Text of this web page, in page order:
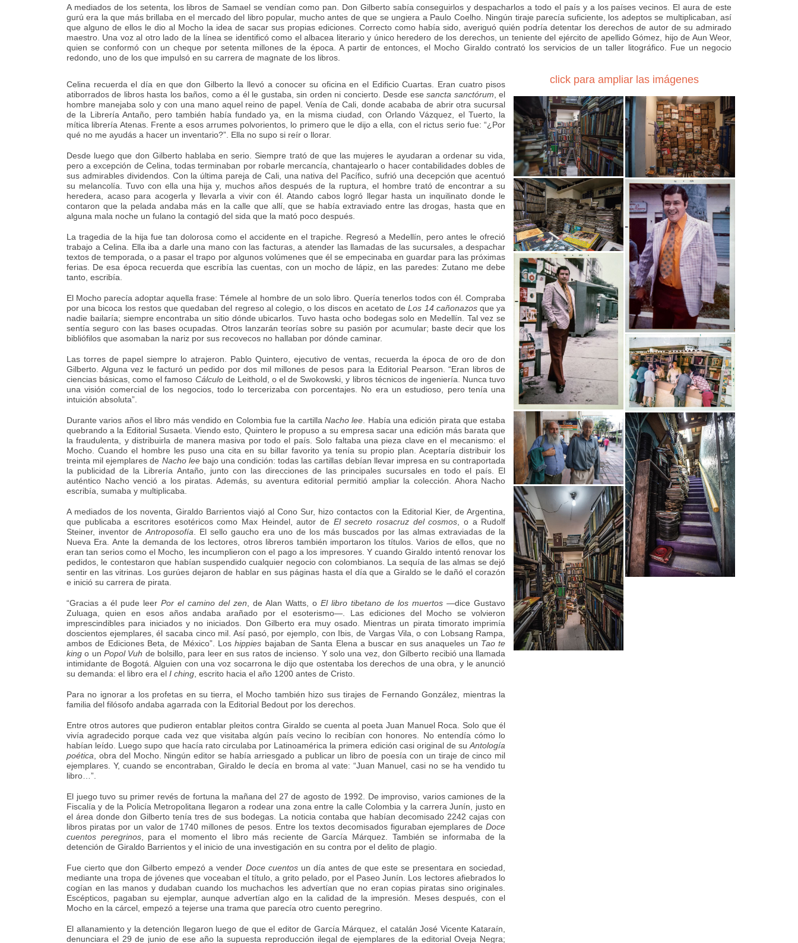
A mediados de los setenta, los libros de Samael se vendían como pan. Don Gilberto sabía conseguirlos y despacharlos a todo el país y a los países vecinos. El aura de este
gurú era la que más brillaba en el mercado del libro popular, mucho antes de que se ungiera a Paulo Coelho. Ningún tiraje parecía suficiente, los adeptos se multiplicaban, así
que alguno de ellos le dio al Mocho la idea de sacar sus propias ediciones. Correcto como había sido, averiguó quién podría detentar los derechos de autor de su admirado
maestro. Una voz al otro lado de la línea se identificó como el albacea literario y único heredero de los derechos, un teniente del ejército de apellido Gómez, hijo de Aun Weor,
quien se conformó con un cheque por setenta millones de la época. A partir de entonces, el Mocho Giraldo contrató los servicios de un taller litográfico. Fue un negocio
redondo, uno de los que impulsó en su carrera de magnate de los libros.
Celina recuerda el día en que don Gilberto la llevó a conocer su oficina en el Edificio Cuartas. Eran cuatro pisos
atiborrados de libros hasta los baños, como a él le gustaba, sin orden ni concierto. Desde esesancta sanctórum , el
hombre manejaba solo y con una mano aquel reino de papel. Venía de Cali, donde acababa de abrir otra sucursal
de la Librería Antaño, pero también había fundado ya, en la misma ciudad, con Orlando Vázquez, el Tuerto, la
mítica librería Atenas. Frente a esos arrumes polvorientos, lo primero que le dijo a ella, con el rictus serio fue: “¿Por
qué no me ayudás a hacer un inventario?”. Ella no supo si reír o llorar.
Desde luego que don Gilberto hablaba en serio. Siempre trató de que las mujeres le ayudaran a ordenar su vida,
pero a excepción de Celina, todas terminaban por robarle mercancía, chantajearlo o hacer contabilidades dobles de
sus admirables dividendos. Con la última pareja de Cali, una nativa del Pacífico, sufrió una decepción que acentuó
su melancolía. Tuvo con ella una hija y, muchos años después de la ruptura, el hombre trató de encontrar a su
heredera, acaso para acogerla y llevarla a vivir con él. Atando cabos logró llegar hasta un inquilinato donde le
contaron que la pelada andaba más en la calle que allí, que se había extraviado entre las drogas, hasta que en
alguna mala noche un fulano la contagió del sida que la mató poco después.
La tragedia de la hija fue tan dolorosa como el accidente en el trapiche. Regresó a Medellín, pero antes le ofreció
trabajo a Celina. Ella iba a darle una mano con las facturas, a atender las llamadas de las sucursales, a despachar
textos de temporada, o a pasar el trapo por algunos volúmenes que él se empecinaba en guardar para las próximas
ferias. De esa época recuerda que escribía las cuentas, con un mocho de lápiz, en las paredes: Zutano me debe
tanto, escribía.
El Mocho parecía adoptar aquella frase: Témele al hombre de un solo libro. Quería tenerlos todos con él. Compraba
por una bicoca los restos que quedaban del regreso al colegio, o los discos en acetato deLos 14 cañonazosque ya
nadie bailaría; siempre encontraba un sitio dónde ubicarlos. Tuvo hasta ocho bodegas solo en Medellín. Tal vez se
sentía seguro con las bases ocupadas. Otros lanzarán teorías sobre su pasión por acumular; baste decir que los
bibliófilos que asomaban la nariz por sus recovecos no hallaban por dónde caminar.
Las torres de papel siempre lo atrajeron. Pablo Quintero, ejecutivo de ventas, recuerda la época de oro de don
Gilberto. Alguna vez le facturó un pedido por dos mil millones de pesos para la Editorial Pearson. “Eran libros de
ciencias básicas, como el famoso Cálculode Leithold, o el de Swokowski, y libros técnicos de ingeniería. Nunca tuvo
una visión comercial de los negocios, todo lo tercerizaba con porcentajes. No era un estudioso, pero tenía una
intuición absoluta”.
Durante varios años el libro más vendido en Colombia fue la cartilla Nacho lee . Había una edición pirata que estaba
quebrando a la Editorial Susaeta. Viendo esto, Quintero le propuso a su empresa sacar una edición más barata que
la fraudulenta, y distribuirla de manera masiva por todo el país. Solo faltaba una pieza clave en el mecanismo: el
Mocho. Cuando el hombre les puso una cita en su billar favorito ya tenía su propio plan. Aceptaría distribuir los
treinta mil ejemplares de Nacho leebajo una condición: todas las cartillas debían llevar impresa en su contraportada
la publicidad de la Librería Antaño, junto con las direcciones de las principales sucursales en todo el país. El
auténtico Nacho venció a los piratas. Además, su aventura editorial permitió ampliar la colección. Ahora Nacho
escribía, sumaba y multiplicaba.
A mediados de los noventa, Giraldo Barrientos viajó al Cono Sur, hizo contactos con la Editorial Kier, de Argentina,
que publicaba a escritores esotéricos como Max Heindel, autor de El secreto rosacruz del cosmos , o a Rudolf
Steiner, inventor de Antroposofía . El sello gaucho era uno de los más buscados por las almas extraviadas de la
Nueva Era. Ante la demanda de los lectores, otros libreros también importaron los títulos. Varios de ellos, que no
eran tan serios como el Mocho, les incumplieron con el pago a los impresores. Y cuando Giraldo intentó renovar los
pedidos, le contestaron que habían suspendido cualquier negocio con colombianos. La sequía de las almas se dejó
sentir en las vitrinas. Los gurúes dejaron de hablar en sus páginas hasta el día que a Giraldo se le dañó el corazón
e inició su carrera de pirata.
“Gracias a él pude leerPor el camino del zen , de Alan Watts, oEl libro tibetano de los muertos —dice Gustavo
Zuluaga, quien en esos años andaba arañado por el esoterismo—. Las ediciones del Mocho se volvieron
imprescindibles para iniciados y no iniciados. Don Gilberto era muy osado. Mientras un pirata timorato imprimía
doscientos ejemplares, él sacaba cinco mil. Así pasó, por ejemplo, con Ibis, de Vargas Vila, o con Lobsang Rampa,
ambos de Ediciones Beta, de México”. Loshippies bajaban de Santa Elena a buscar en sus anaqueles un Tao te
king o un Popol Vuh de bolsillo, para leer en sus ratos de incienso. Y solo una vez, don Gilberto recibió una llamada
intimidante de Bogotá. Alguien con una voz socarrona le dijo que ostentaba los derechos de una obra, y le anunció
su demanda: el libro era el I ching , escrito hacia el año 1200 antes de Cristo.
Para no ignorar a los profetas en su tierra, el Mocho también hizo sus tirajes de Fernando González, mientras la
familia del filósofo andaba agarrada con la Editorial Bedout por los derechos.
Entre otros autores que pudieron entablar pleitos contra Giraldo se cuenta al poeta Juan Manuel Roca. Solo que él
vivía agradecido porque cada vez que visitaba algún país vecino lo recibían con honores. No entendía cómo lo
habían leído. Luego supo que hacía rato circulaba por Latinoamérica la primera edición casi original de suAntología
poética , obra del Mocho. Ningún editor se había arriesgado a publicar un libro de poesía con un tiraje de cinco mil
ejemplares. Y, cuando se encontraban, Giraldo le decía en broma al vate: “Juan Manuel, casi no se ha vendido tu
libro…”.
El juego tuvo su primer revés de fortuna la mañana del 27 de agosto de 1992. De improviso, varios camiones de la
Fiscalía y de la Policía Metropolitana llegaron a rodear una zona entre la calle Colombia y la carrera Junín, justo en
el área donde don Gilberto tenía tres de sus bodegas. La noticia contaba que habían decomisado 2242 cajas con
libros piratas por un valor de 1740 millones de pesos. Entre los textos decomisados figuraban ejemplares deDoce
cuentos peregrinos, para el momento el libro más reciente de García Márquez. También se informaba de la
detención de Giraldo Barrientos y el inicio de una investigación en su contra por el delito de plagio.
Fue cierto que don Gilberto empezó a vender Doce cuentosun día antes de que este se presentara en sociedad,
mediante una tropa de jóvenes que voceaban el título, a grito pelado, por el Paseo Junín. Los lectores afiebrados lo
cogían en las manos y dudaban cuando los muchachos les advertían que no eran copias piratas sino originales.
Escépticos, pagaban su ejemplar, aunque advertían algo en la calidad de la impresión. Meses después, con el
Mocho en la cárcel, empezó a tejerse una trama que parecía otro cuento peregrino.
El allanamiento y la detención llegaron luego de que el editor de García Márquez, el catalán José Vicente Kataraín,
denunciara el 29 de junio de ese año la supuesta reproducción ilegal de ejemplares de la editorial Oveja Negra;
click para ampliar las imágenes